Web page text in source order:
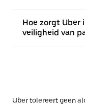
Hoe zorgt Uber
veiligheid van
Uber tolereert geen